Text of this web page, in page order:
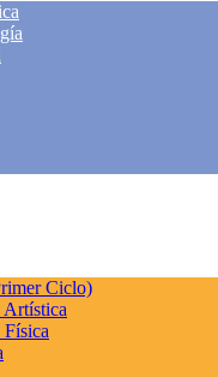
Ciclo)
Artística